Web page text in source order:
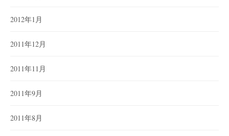
2012年1月
2011年12月
2011年11月
2011年9月
2011年8月